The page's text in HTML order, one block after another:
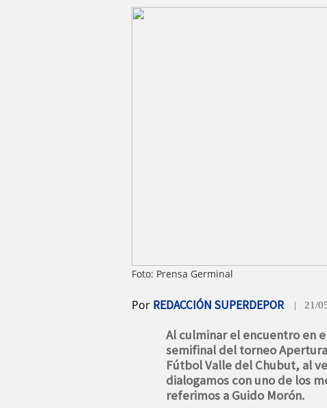
Foto: Prensa Germinal
Por REDACCIÓN SUPERDEPOR | 21/
Al culminar el encuentro en
semifinal del torneo
Fútbol Valle del Chubut, al
dialogamos con uno de los
referimos a Guido Morón.